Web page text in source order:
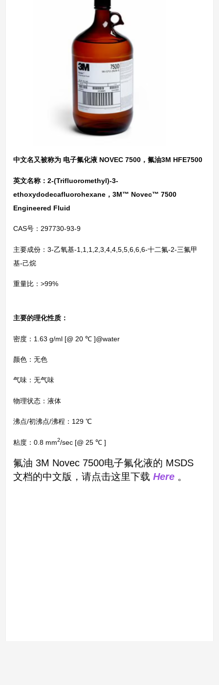
中文名又被称为 电子氟化液 NOVEC 7500，氟油3M HFE7500
英文名称：2-(Trifluoromethyl)-3-
ethoxydodecafluorohexane，3M™ Novec™ 7500
Engineered Fluid
CAS号：297730-93-9
主要成份：3-乙氧基-1,1,1,2,3,4,4,5,5,6,6,6-十二氟-2-三氟甲
基-己烷
重量比：>99%
主要的理化性质：
密度：1.63 g/ml [@ 20 ℃ ]@water
颜色：无色
气味：无气味
物理状态：液体
沸点/初沸点/沸程：129 ℃
粘度：0.8 mm2/sec [@ 25 ℃ ]
氟油 3M Novec 7500电子氟化液的 MSDS
文档的中文版，请点击这里下载Here 。